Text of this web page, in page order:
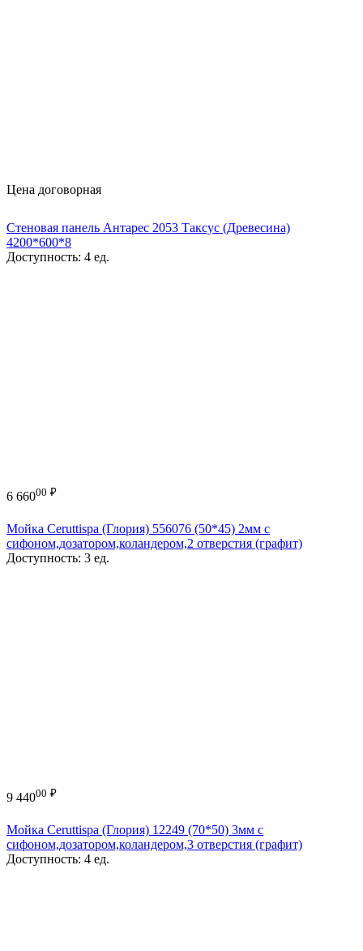
Цена договорная
Стеновая панель Антарес 2053 Таксус (Древесина)
4200*600*8
Доступность: 4 ед.
6 66000 ₽
Мойка Ceruttispa (Глория) 556076 (50*45) 2мм с
сифоном,дозатором,коландером,2 отверстия (графит)
Доступность: 3 ед.
9 44000 ₽
Мойка Ceruttispa (Глория) 12249 (70*50) 3мм с
сифоном,дозатором,коландером,3 отверстия (графит)
Доступность: 4 ед.